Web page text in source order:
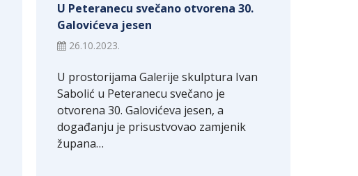
U Peteranecu svečano otvorena 30.
Galovićeva jesen
26.10.2023.
U prostorijama Galerije skulptura Ivan
Sabolić u Peteranecu svečano je
otvorena 30. Galovićeva jesen, a
događanju je prisustvovao zamjenik
župana…